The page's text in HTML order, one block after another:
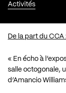
Activités
De la part du CCA
« En écho à
salle octogonale,
d’Amancio